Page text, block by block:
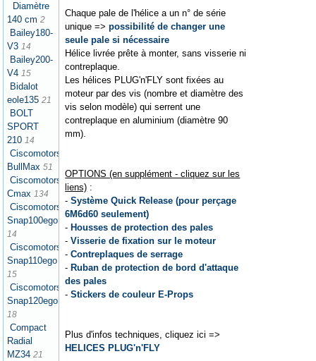
Diamètre
140 cm 2
Bailey180-
V3 14
Bailey200-
V4 15
Bidalot
eole135 21
BOLT
SPORT
210 14
Ciscomotors
BullMax 51
Ciscomotors
Cmax 134
Ciscomotors
Snap100ego
14
Ciscomotors
Snap110ego
15
Ciscomotors
Snap120ego
18
Compact
Radial
MZ34 21
Chaque pale de l'hélice a un n° de série
unique =>possibilité de changer une
seule pale si nécessaire
Hélice livrée prête à monter, sans visserie ni
contreplaque.
Les hélices PLUG'n'FLY sont fixées au
moteur par des vis (nombre et diamètre des
vis selon modèle) qui serrent une
contreplaque en aluminium (diamètre 90
mm).
OPTIONS (en supplément - cliquez sur les
liens) :
-Système Quick Release (pour perçage
6M6d60 seulement)
- Housses de protection des pales
-Visserie de fixation sur le moteur
-Contreplaques de serrage
- Ruban de protection de bord d'attaque
des pales
-Stickers de couleur E-Props
Plus d'infos techniques, cliquez ici =>
HELICES PLUG'n'FLY